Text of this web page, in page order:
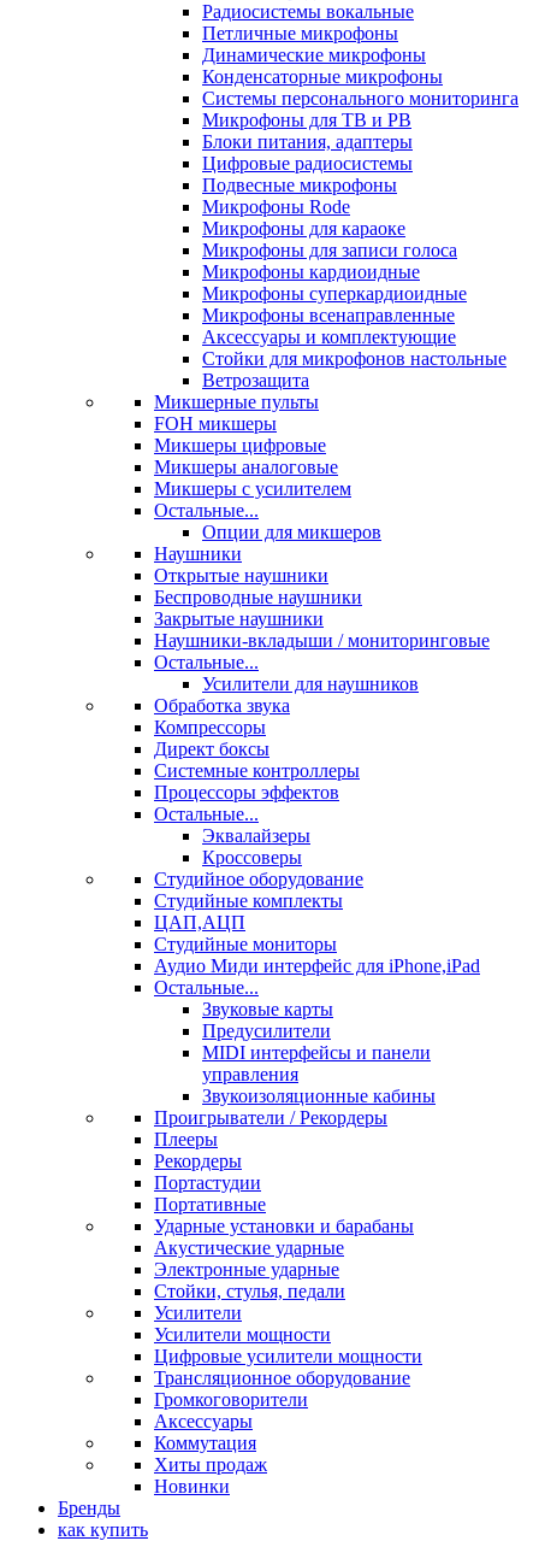
Радиосистемы вокальные
Петличные микрофоны
Динамические микрофоны
Конденсаторные микрофоны
Системы персонального мониторинга
Микрофоны для ТВ и РВ
Блоки питания, адаптеры
Цифровые радиосистемы
Подвесные микрофоны
Микрофоны Rode
Микрофоны для караоке
Микрофоны для записи голоса
Микрофоны кардиоидные
Микрофоны суперкардиоидные
Микрофоны всенаправленные
Аксессуары и комплектующие
Стойки для микрофонов настольные
Ветрозащита
Микшерные пульты
FOH микшеры
Микшеры цифровые
Микшеры аналоговые
Микшеры с усилителем
Остальные...
Опции для микшеров
Наушники
Открытые наушники
Беспроводные наушники
Закрытые наушники
Наушники-вкладыши / мониторинговые
Остальные...
Усилители для наушников
Обработка звука
Компрессоры
Директ боксы
Системные контроллеры
Процессоры эффектов
Остальные...
Эквалайзеры
Кроссоверы
Студийное оборудование
Студийные комплекты
ЦАП,АЦП
Студийные мониторы
Аудио Миди интерфейс для iPhone,iPad
Остальные...
Звуковые карты
Предусилители
MIDI интерфейсы и панели
управления
Звукоизоляционные кабины
Проигрыватели / Рекордеры
Плееры
Рекордеры
Портастудии
Портативные
Ударные установки и барабаны
Акустические ударные
Электронные ударные
Стойки, стулья, педали
Усилители
Усилители мощности
Цифровые усилители мощности
Трансляционное оборудование
Громкоговорители
Аксессуары
Коммутация
Хиты продаж
Новинки
Бренды
как купить